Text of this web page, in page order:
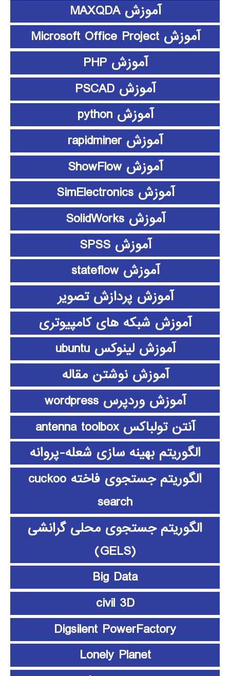
آموزش MAXQDA
آموزش Microsoft Office Project
آموزش PHP
آموزش PSCAD
آموزش python
آموزش rapidminer
آموزش ShowFlow
آموزش SimElectronics
آموزش SolidWorks
آموزش SPSS
آموزش stateflow
آموزش پردازش تصویر
آموزش شبکه های کامپیوتری
آموزش لینوکس ubuntu
آموزش نوشتن مقاله
آموزش وردپرس wordpress
آنتن تولباکس antenna toolbox
الگوریتم بهینه سازی شعله-پروانه
الگوریتم جستجوی فاخته cuckoo
search
الگوریتم جستجوی محلی گرانشی
(GELS)
Big Data
civil 3D
Digsilent PowerFactory
Lonely Planet